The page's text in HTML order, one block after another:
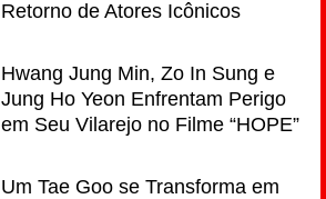
Retorno de Atores Icônicos
Hwang Jung Min, Zo In Sung e
Jung Ho Yeon Enfrentam Perigo
em Seu Vilarejo no Filme “HOPE”
Um Tae Goo se Transforma em